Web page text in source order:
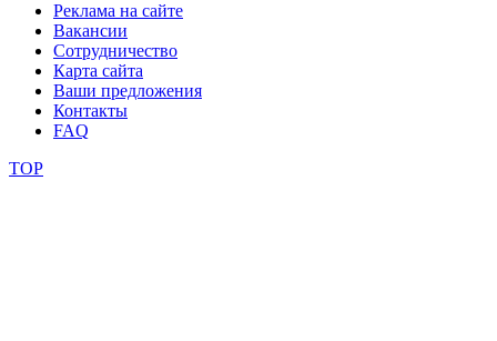
Реклама на сайте
Вакансии
Сотрудничество
Карта сайта
Ваши предложения
Контакты
FAQ
TOP